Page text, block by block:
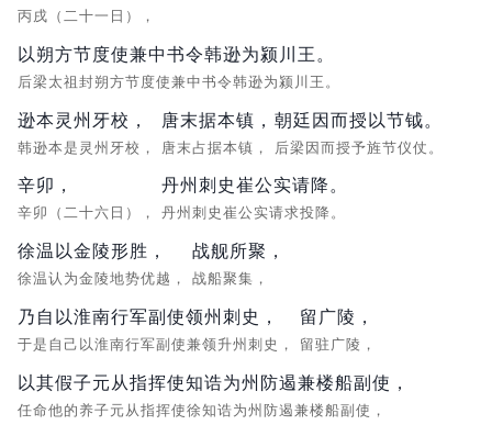
丙戌（二十一日），
以朔方节度使兼中书令韩逊为颍川王。
后梁太祖封朔方节度使兼中书令韩逊为颍川王。
逊本灵州牙校，
韩逊本是灵州牙校，
唐末据本镇，
唐末占据本镇，
朝廷因而授以节钺。
后梁因而授予旌节仪仗。
辛卯，
辛卯（二十六日），
丹州刺史崔公实请降。
丹州刺史崔公实请求投降。
徐温以金陵形胜，
徐温认为金陵地势优越，
战舰所聚，
战船聚集，
乃自以淮南行军副使领州刺史，
于是自己以淮南行军副使兼领升州刺史，
留广陵，
留驻广陵，
以其假子元从指挥使知诰为州防遏兼楼船副使，
任命他的养子元从指挥使徐知诰为州防遏兼楼船副使，